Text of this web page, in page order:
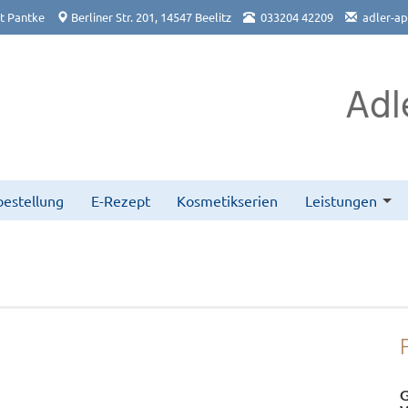
Pantke Berliner Str. 201, 14547 Beelitz 033204 42209 adler-
E-Rezept Kosmetikserien Leistungen